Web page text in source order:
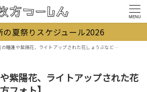
MENU
の夏祭りスケジュール2026
蓮や紫陽花、ライトアップされた花しょうぶなど【枚方フォト】
紫陽花、ライトアップされた花